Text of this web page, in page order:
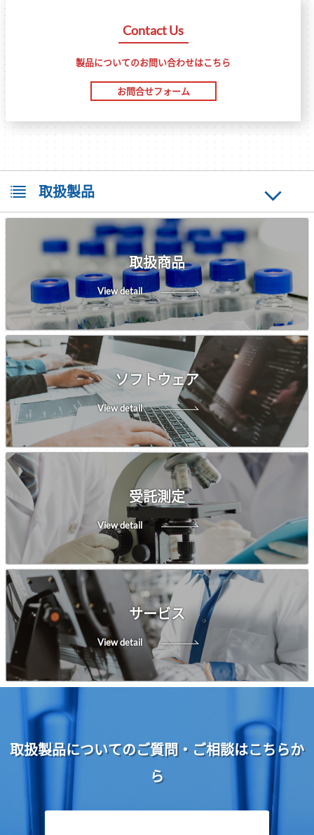
Contact Us
製品についてのお問い合わせはこちら
お問合せフォーム
取扱製品
取扱商品
View detail
ソフトウェア
View detail
受託測定
View detail
サービス
View detail
取扱製品についてのご質問・ご相談はこちらか
ら